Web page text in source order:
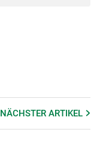
NÄCHSTERARTIKEL